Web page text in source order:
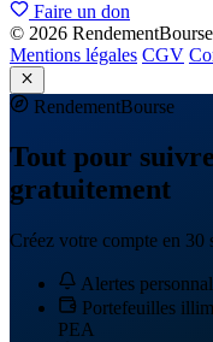
Faire un don
© 2026
Mentions légales CGV
RendementBourse
Tout pour
gratuitement
Créez votre compte en 30
Alertes
Portefeuilles
PEA